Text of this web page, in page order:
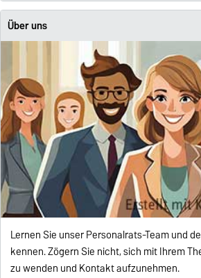
Über uns
Lernen Sie unser Personalrats-Team und
kennen. Zögern Sie nicht, sich mit Ihrem
zu wenden und Kontakt aufzunehmen.